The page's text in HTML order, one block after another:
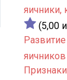
яичники,
(5,00
яичников